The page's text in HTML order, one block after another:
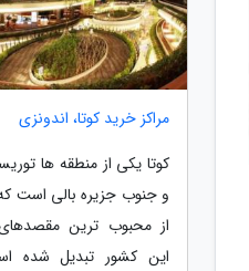
مراکز خرید کوتا، اندونزی
کوتا یکی از منطقه ها
و جنوب جزیره بالی است
از محبوب ترین
این کشور تبدیل شده